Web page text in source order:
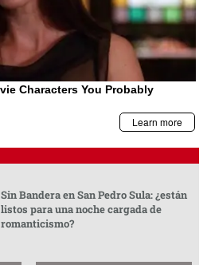
Sin Bandera en San Pedro Sula: ¿están
listos para una noche cargada de
romanticismo?